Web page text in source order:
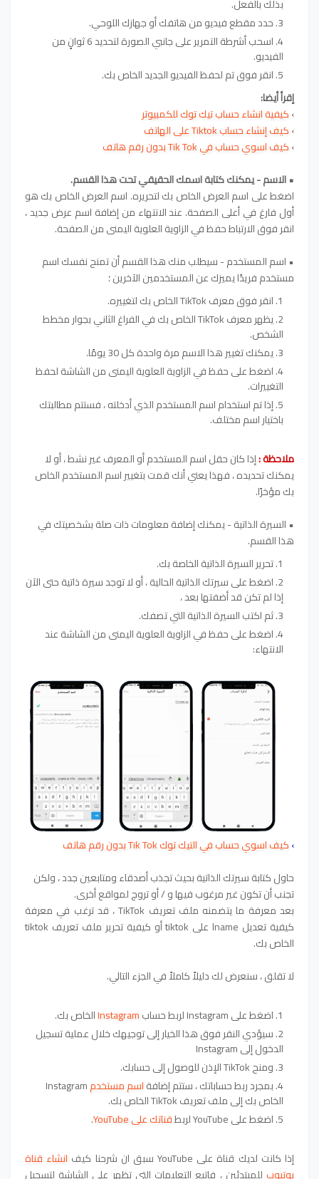
بذلك بالفعل.
حدد مقطع فيديو من هاتفك أو جهازك اللوحي.
اسحب أشرطة التمرير على جانبي الصورة لتحديد 6 ثوانٍ من
الفيديو.
انقر فوق تم لحفظ الفيديو الجديد الخاص بك.
إقرأ أيضا:
›كيفية انشاء حساب تيك توك للكمبيوتر
›كيف إنشاء حسابTiktok على الهاتف
›كيف اسوي حساب في Tik Tok بدون رقم هاتف
• الاسم - يمكنك كتابة اسمك الحقيقي تحت هذا القسم.
اضغط على اسم العرض الخاص بك لتحريره. اسم العرض الخاص بك هو
أول فارغ في أعلى الصفحة. عند الانتهاء من إضافة اسم عرض جديد ،
انقر فوق الارتباط حفظ في الزاوية العلوية اليمنى من الصفحة.
• اسم المستخدم - سيطلب منك هذا القسم أن تمنح نفسك اسم
مستخدم فريدًا يميزك عن المستخدمين الآخرين ؛
انقر فوق معرف TikTok الخاص بك لتغييره.
يظهر معرف TikTok الخاص بك في الفراغ الثاني بجوار مخطط
الشخص.
يمكنك تغيير هذا الاسم مرة واحدة كل 30 يومًا.
اضغط على حفظ في الزاوية العلوية اليمنى من الشاشة لحفظ
التغييرات.
إذا تم استخدام اسم المستخدم الذي أدخلته ، فستتم مطالبتك
باختيار اسم مختلف.
ملاحظة :إذا كان حقل اسم المستخدم أو المعرف غير نشط ، أو لا
يمكنك تحديده ، فهذا يعني أنك قمت بتغيير اسم المستخدم الخاص
بك مؤخرًا.
• السيرة الذاتية - يمكنك إضافة معلومات ذات صلة بشخصيتك في
هذا القسم.
تحرير السيرة الذاتية الخاصة بك.
اضغط على سيرتك الذاتية الحالية ، أو لا توجد سيرة ذاتية حتى الآن
إذا لم تكن قد أضفتها بعد ،
ثم اكتب السيرة الذاتية التي تصفك.
اضغط على حفظ في الزاوية العلوية اليمنى من الشاشة عند
الانتهاء:
›كيف اسوي حساب في التيك توك Tik Tok بدون رقم هاتف
حاول كتابة سيرتك الذاتية بحيث تجذب أصدقاء ومتابعين جدد ، ولكن
تجنب أن تكون غير مرغوب فيها و / أو تروج لمواقع أخرى.
بعد معرفة ما يتضمنه ملف تعريف TikTok ، قد ترغب في معرفة
كيفية تعديل lname على tiktok أو كيفية تحرير ملف تعريف tiktok
الخاص بك.
لا تقلق ، سنعرض لك دليلاً كاملاً في الجزء التالي.
اضغط على Instagram لربط حساب Instagramالخاص بك.
سيؤدي النقر فوق هذا الخيار إلى توجيهك خلال عملية تسجيل
الدخول إلى Instagram
ومنح TikTok الإذن للوصول إلى حسابك.
بمجرد ربط حساباتك ، ستتم إضافةاسم مستخدمInstagram
الخاص بك إلى ملف تعريف TikTok الخاص بك.
اضغط على YouTube لربط
قناتك على YouTube .
إذا كانت لديك قناة على YouTube سبق ان شرحنا كيف
انشاء قناة
يوتيوب للمبتدئين ، فاتبع التعليمات التي تظهر على الشاشة لتسجيل